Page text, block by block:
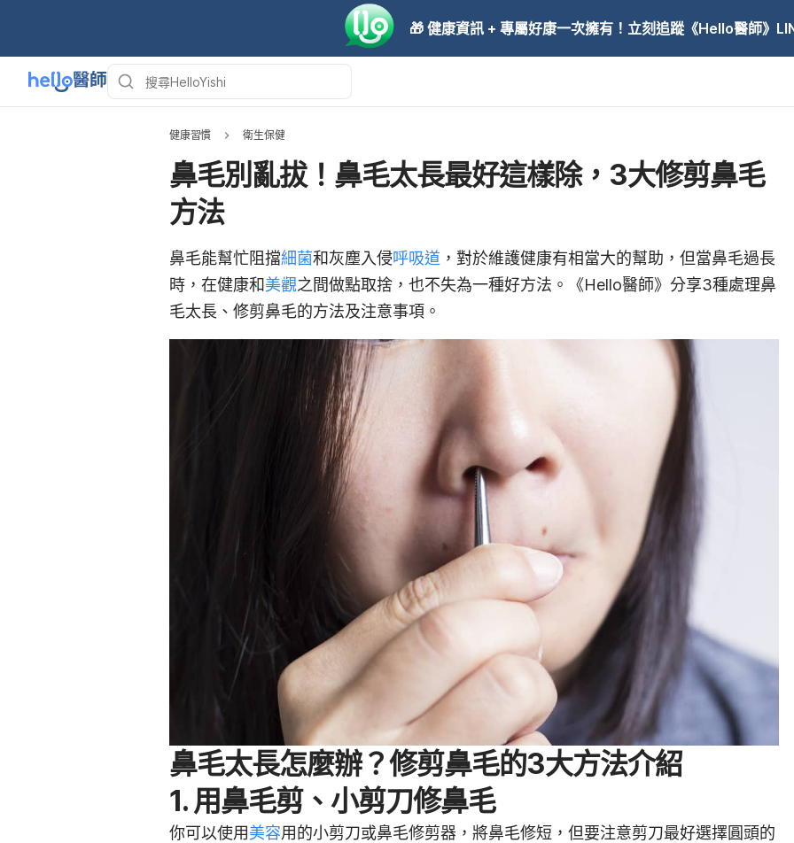
🎁 健康資訊 + 專屬好康一次擁有！立刻追蹤《Hello醫師》
健康習慣 衛生保健
鼻毛別亂拔！鼻毛太長最好這樣除，3大修剪鼻毛
方法
鼻毛能幫忙阻擋細菌和灰塵入侵呼吸道 ，對於維護健康有相當大的幫助，但當鼻毛過長
時，在健康和美觀之間做點取捨，也不失為一種好方法。《Hello醫師》分享3種處理鼻
毛太長、修剪鼻毛的方法及注意事項。
鼻毛太長怎麼辦？修剪鼻毛的3大方法介紹
1. 用鼻毛剪、小剪刀修鼻毛
你可以使用美容用的小剪刀或鼻毛修剪器，將鼻毛修短，但要注意剪刀最好選擇圓頭的